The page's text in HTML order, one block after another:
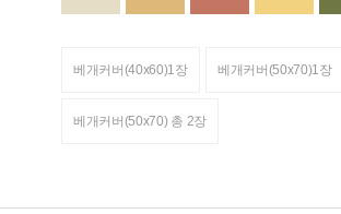
베개커버(40x60)1장 베개커버(50x70)1장
베개커버(50x70) 총 2장